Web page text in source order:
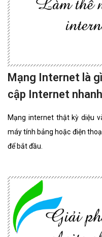
Mạng Internet là
cập Internet
Mạng internet thật kỳ diệu
máy tính bảng hoặc điện
để bắt đầu.